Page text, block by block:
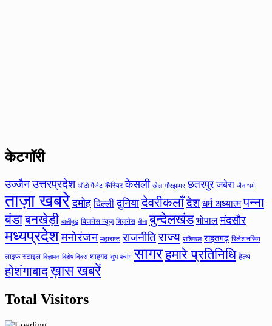
केटगॉरी
उज्जैन उत्तरप्रदेश ऑटो गैजेट कॅरियर केसली खेल गौरझामर छतरपुर जबेरा जैन धर्म
ताज़ा खबरे दमोह दिल्ली दुनिया देवरीकलाँदेश धर्म अध्यात्म पन्ना
बंडाबनखेड़ी बालीबुड बिजनेस न्यूज़ बिज़नेस बीना बुन्देलखंड भोपाल मंदसौर
मध्यप्रदेशमनोरंजन महाराष्ट राजनीतिराज्य राशिफल राहतगढ़ रिलेशनसिप
लाइफ स्टाइल विज्ञापन विशेष दिवस शाहगढ़ शुभ पंचांग सागरहमारे प्रतिनिधि हेल्थ
होशंगाबादख़ास खबरें
Total Visitors